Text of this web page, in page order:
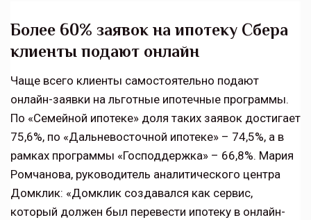
Более 60% заявок на ипотеку Сбера
клиенты подают онлайн
Чаще всего клиенты самостоятельно подают
онлайн-заявки на льготные ипотечные программы.
По «Семейной ипотеке» доля таких заявок достигает
75,6%, по «Дальневосточной ипотеке» – 74,5%, а в
рамках программы «Господдержка» – 66,8%. Мария
Ромчанова, руководитель аналитического центра
Домклик: «Домклик создавался как сервис,
который должен был перевести ипотеку в онлайн-